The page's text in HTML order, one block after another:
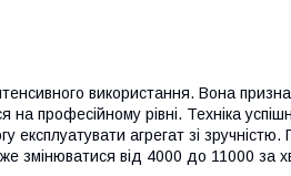
використання. Вона
професійному рівні. Техніка
експлуатувати агрегат зі зручністю.
змінюватися від 4000 до 11000 за